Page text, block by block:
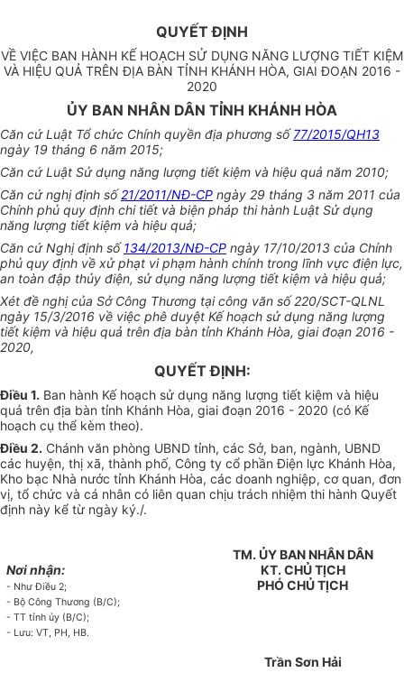
QUYẾT ĐỊNH
VỀ VIỆC BAN HÀNH KẾ HOẠCH SỬ DỤNG NĂNG LƯỢNG TIẾT KIỆM
VÀ HIỆU QUẢ TRÊN ĐỊA BÀN TỈNH KHÁNH HÒA, GIAI ĐOẠN 2016 -
2020
ỦY BAN NHÂN DÂN TỈNH KHÁNH HÒA
Căn cứ Luật Tổ chức Chính quyền địa phương số 77/2015/QH13
ngày 19 tháng 6 năm 2015;
Căn cứ Luật Sử dụng năng lượng tiết kiệm và hiệu quả năm 2010;
Căn cứ nghị định số21/2011/NĐ-CP ngày 29 tháng 3 năm 2011 của
Chính phủ quy định chi tiết và biện pháp thi hành Luật Sử dụng
năng lượng tiết kiệm và hiệu quả;
Căn cứ Nghị định số134/2013/NĐ-CP ngày 17/10/2013 của Chính
phủ quy định về xử phạt vi phạm hành chính trong lĩnh vực điện lực,
an toàn đập thủy điện, sử dụng năng lượng tiết kiệm và hiệu quả;
Xét đề nghị của Sở Công Thương tại công văn số 220/SCT-QLNL
ngày 15/3/2016 về việc phê duyệt Kế hoạch sử dụng năng lượng
tiết kiệm và hiệu quả trên địa bàn tỉnh Khánh Hòa, giai đoạn 2016 -
2020,
QUYẾT ĐỊNH:
Điều 1. Ban hành Kế hoạch sử dụng năng lượng tiết kiệm và hiệu
quả trên địa bàn tỉnh Khánh Hòa, giai đoạn 2016 - 2020 (có Kế
hoạch cụ thể kèm theo).
Điều 2. Chánh văn phòng UBND tỉnh, các Sở, ban, ngành, UBND
các huyện, thị xã, thành phố, Công ty cổ phần Điện lực Khánh Hòa,
Kho bạc Nhà nước tỉnh Khánh Hòa, các doanh nghiệp, cơ quan, đơn
vị, tổ chức và cá nhân có liên quan chịu trách nhiệm thi hành Quyết
định này kể từ ngày ký./.
Nơi nhận:
- Như Điều 2;
- Bộ Công Thương (B/C);
- TT tỉnh ủy (B/C);
- Lưu: VT, PH, HB.
TM. ỦY BAN NHÂN DÂN
KT. CHỦ TỊCH
PHÓ CHỦ TỊCH
Trần Sơn Hải